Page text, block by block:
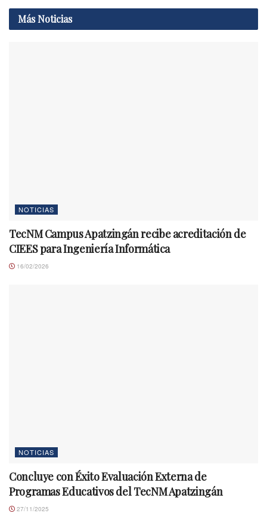
MásNoticias
NOTICIAS
TecNM Campus Apatzingán recibe acreditación de
CIEES para Ingeniería Informática
16/02/2026
NOTICIAS
Concluye con Éxito Evaluación Externa de
Programas Educativos del TecNM Apatzingán
27/11/2025